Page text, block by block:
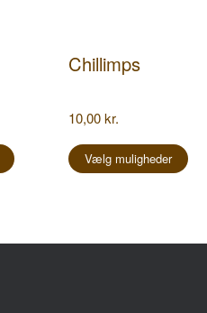
vare
kan
Chillimps
10,00kr.
Vælg muligheder
vare
kan